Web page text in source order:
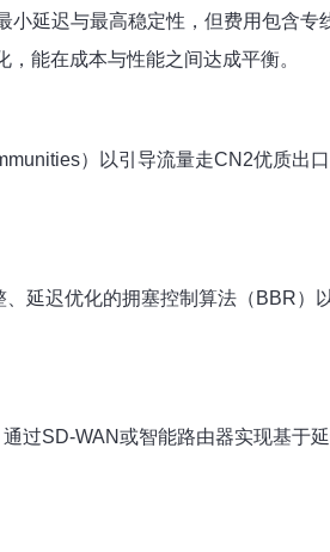
延迟与最高稳定性，但费用包含
能在成本与性能之间达成平衡。
）以引导流量走CN2优质出
延迟优化的拥塞控制算法（BBR
过SD-WAN或智能路由器实现基于